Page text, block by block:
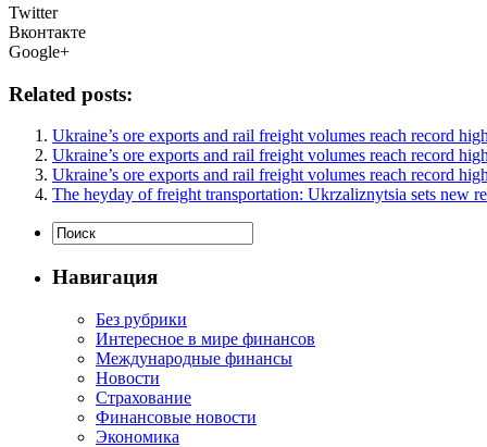
Twitter
Вконтакте
Google+
Related posts:
Ukraine’s ore exports and rail freight volumes reach record
Ukraine’s ore exports and rail freight volumes reach record
Ukraine’s ore exports and rail freight volumes reach record
The heyday of freight transportation: Ukrzaliznytsia sets new
Навигация
Без рубрики
Интересное в мире финансов
Международные финансы
Новости
Страхование
Финансовые новости
Экономика